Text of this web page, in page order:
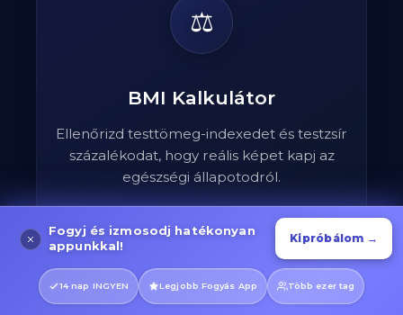
⚖️
BMI Kalkulátor
Ellenőrizd testtömeg-indexedet és testzsír
százalékodat, hogy reális képet kapj az
egészségi állapotodról.
Ellenőrizd most
Fogyj és izmosodj hatékonyan
appunkkal!
Kipróbálom →
14 nap INGYEN Legjobb Fogyás App Több ezer tag